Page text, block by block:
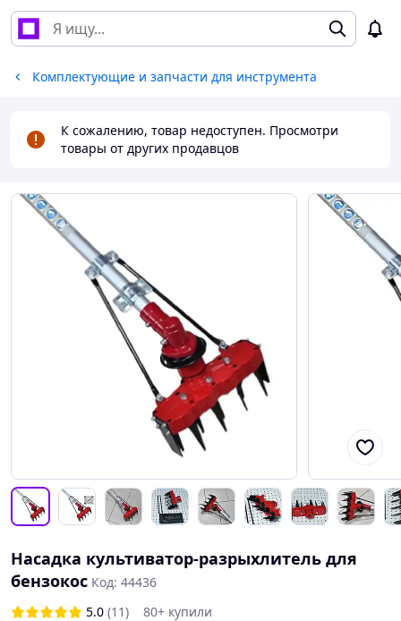
Комплектующие и запчасти для инструмента
К сожалению, товар недоступен. Просмотри
товары от других продавцов
Насадка культиватор-разрыхлитель для
бензокос Код: 44436
5.0 (11) 80+ купили